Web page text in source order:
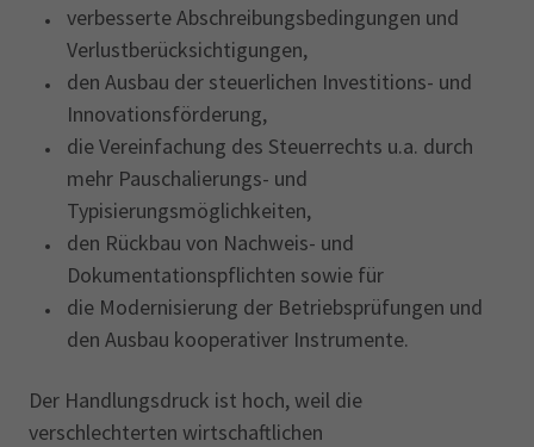
verbesserte Abschreibungsbedingungen und
Verlustberücksichtigungen,
den Ausbau der steuerlichen Investitions- und
Innovationsförderung,
die Vereinfachung des Steuerrechts u.a. durch
mehr Pauschalierungs- und
Typisierungsmöglichkeiten,
den Rückbau von Nachweis- und
Dokumentationspflichten sowie für
die Modernisierung der Betriebsprüfungen und
den Ausbau kooperativer Instrumente.
Der Handlungsdruck ist hoch, weil die
verschlechterten wirtschaftlichen